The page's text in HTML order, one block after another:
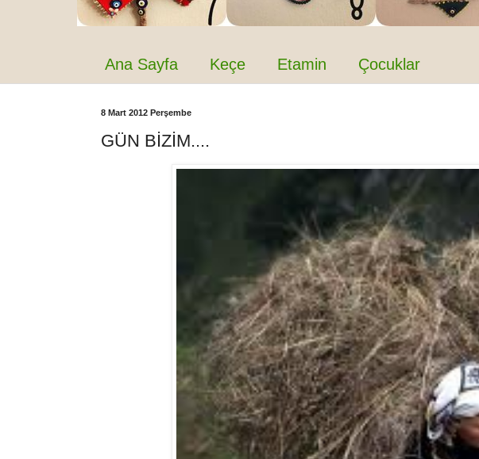
Ana Sayfa Keçe Etamin Çocuklar
8 Mart 2012 Perşembe
GÜN BİZİM....